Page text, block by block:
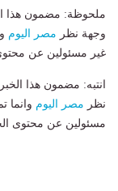
ملحوظة: مضمون هذا
وجهة نظر مصر اليوم
غير مسئولين عن
انتبه: مضمون هذا
نظر مصر اليوم وانما
مسئولين عن محتوى